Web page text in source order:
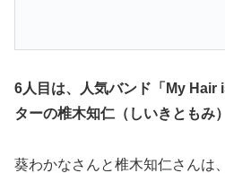
6人目は、
人気バンド「My Hair
ターの椎木知仁（しいきともみ
葵わかなさんと椎木知仁さんは、